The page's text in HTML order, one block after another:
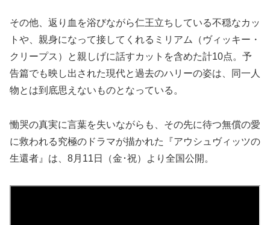
その他、返り血を浴びながら仁王立ちしている不穏なカッ
トや、親身になって接してくれるミリアム（ヴィッキー・
クリープス）と親しげに話すカットを含めた計10点。予
告篇でも映し出された現代と過去のハリーの姿は、同一人
物とは到底思えないものとなっている。
慟哭の真実に言葉を失いながらも、その先に待つ無償の愛
に救われる究極のドラマが描かれた『アウシュヴィッツの
生還者』は、8月11日（金･祝）より全国公開。